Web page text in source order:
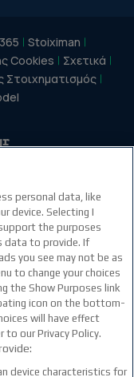
Stoiximan
Cookies
Σχετικά
Στοιχηματισμός
linklink
social link
personal data, like
device. Selecting I
the purposes
data to provide. If
you see may not be as
to change your choices
the Show Purposes link
icon on the bottom-
will have effect
our Privacy Policy.
device characteristics for